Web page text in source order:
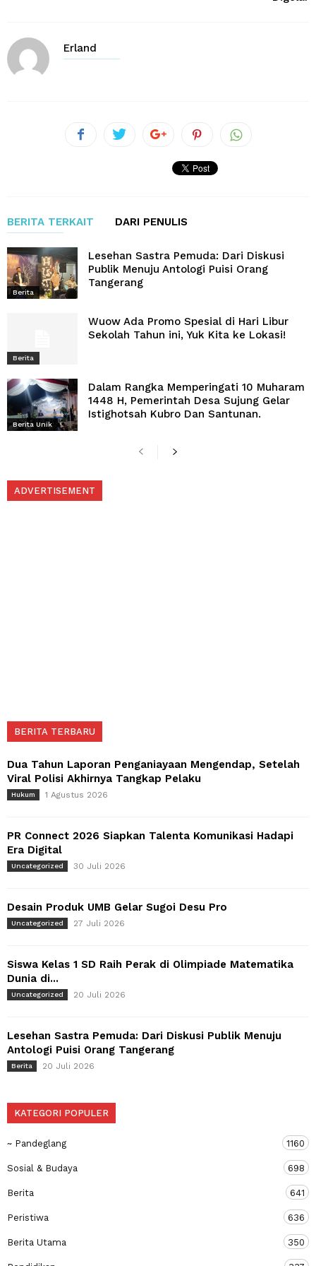
Erland
BERITA TERKAIT DARI PENULIS
Berita
Lesehan Sastra Pemuda: Dari Diskusi
Publik Menuju Antologi Puisi Orang
Tangerang
Berita
Wuow Ada Promo Spesial di Hari Libur
Sekolah Tahun ini, Yuk Kita ke Lokasi!
Berita Unik
Dalam Rangka Memperingati 10 Muharam
1448 H, Pemerintah Desa Sujung Gelar
Istighotsah Kubro Dan Santunan.
ADVERTISEMENT
BERITA TERBARU
Dua Tahun Laporan Penganiayaan Mengendap, Setelah
Viral Polisi Akhirnya Tangkap Pelaku
Hukum 1 Agustus 2026
PR Connect 2026 Siapkan Talenta Komunikasi Hadapi
Era Digital
Uncategorized 30 Juli 2026
Desain Produk UMB Gelar Sugoi Desu Pro
Uncategorized 27 Juli 2026
Siswa Kelas 1 SD Raih Perak di Olimpiade Matematika
Dunia di...
Uncategorized 20 Juli 2026
Lesehan Sastra Pemuda: Dari Diskusi Publik Menuju
Antologi Puisi Orang Tangerang
Berita 20 Juli 2026
KATEGORI POPULER
~ Pandeglang 1160
Sosial & Budaya 698
Berita 641
Peristiwa 636
Berita Utama 350